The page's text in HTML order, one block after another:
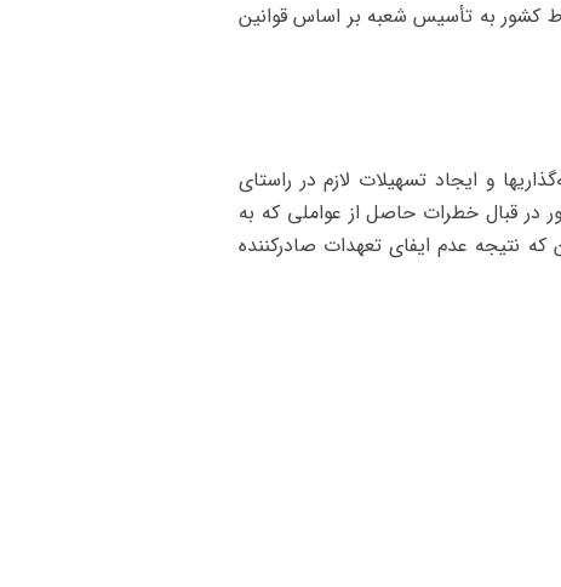
کشور به تأسیس شعبه بر اساس قوانین
و ایجاد تسهیلات لازم در راستای
در قبال خطرات حاصل از عواملی که به
که نتیجه عدم ایفای تعهدات صادرکننده